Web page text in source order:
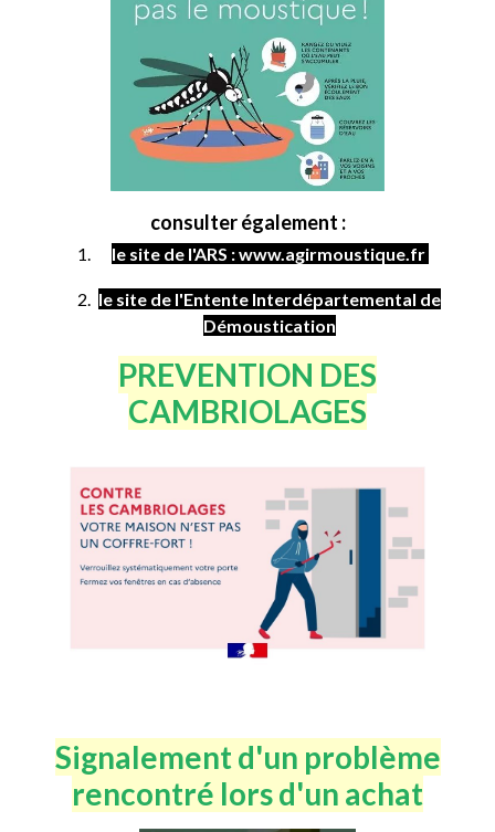
consulter également :
le site de l'ARS : www.agirmoustique.fr
le site de l'Entente Interdépartemental de
Démoustication
PREVENTION DES
CAMBRIOLAGES
Signalement d'un problème
rencontré lors d'un achat